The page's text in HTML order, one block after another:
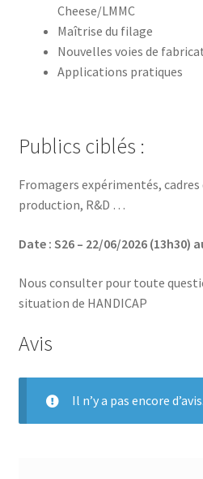
Cheese/LMMC
Maîtrise du filage
Nouvelles voies de
Applications pratiques
Publics ciblés :
Fromagers expérimentés,
production, R&D …
Date : S26 – 22/06/2026 (13h30)
Nous consulter pour toute
situation de HANDICAP
Avis
Il n’y a pas encore d’avis.